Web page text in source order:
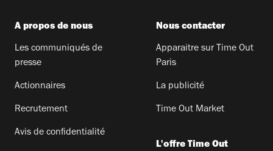
A propos de nous
Les communiqués de
presse
Actionnaires
Recrutement
Avis de confidentialité
Nous contacter
Apparaitre sur Time Out
Paris
La publicité
Time Out Market
L'offre Time Out